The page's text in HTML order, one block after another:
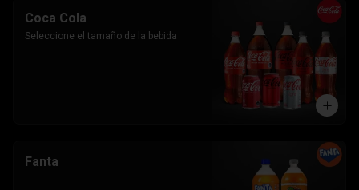
Coca Cola
Seleccione el tamaño de la bebida
Fanta